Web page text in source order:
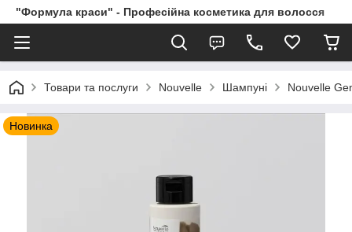
"Формула краси" - Професійна косметика для волосся
Товари та послуги Nouvelle Шампуні Nouvelle
Новинка